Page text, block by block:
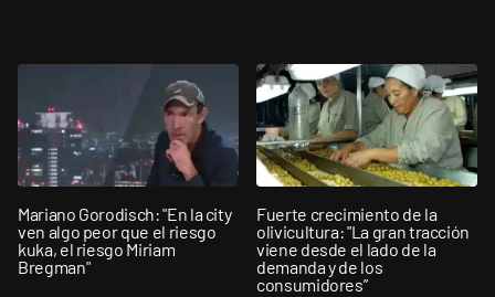
Mariano Gorodisch: "En la city
ven algo peor que el riesgo
kuka, el riesgo Miriam
Bregman"
Fuerte crecimiento de la
olivicultura: "La gran tracción
viene desde el lado de la
demanda y de los
consumidores”